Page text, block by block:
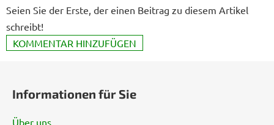
Seien Sie der Erste, der einen Beitrag zu diesem Artikel
schreibt!
KOMMENTAR HINZUFÜGEN
Informationen für Sie
Über uns